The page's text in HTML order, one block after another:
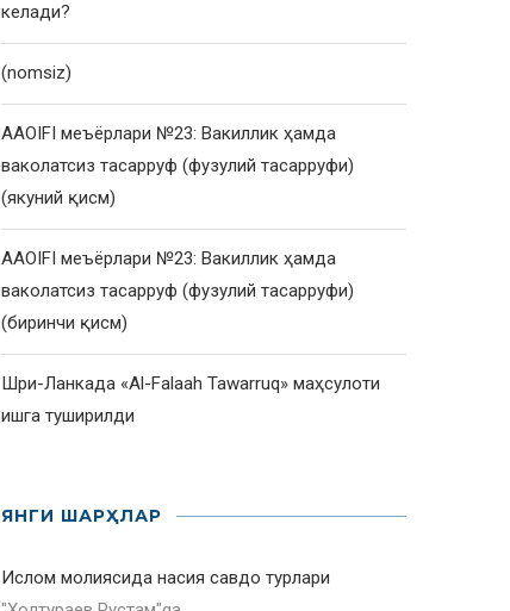
келади?
(nomsiz)
AAOIFI меъёрлари №23: Вакиллик ҳамда
ваколатсиз тасарруф (фузулий тасарруфи)
(якуний қисм)
AAOIFI меъёрлари №23: Вакиллик ҳамда
ваколатсиз тасарруф (фузулий тасарруфи)
(биринчи қисм)
Шри-Ланкада «Al-Falaah Tawarruq» маҳсулоти
ишга туширилди
ЯНГИ ШАРҲЛАР
Ислом молиясида насия савдо турлари